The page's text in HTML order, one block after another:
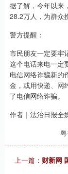
据了解，今年以来
28.2万人，为群众
警方提醒：
市民朋友一定要牢
这个电话来电一定
电信网络诈骗新的
金，或用快递、网
了电信网络诈骗。
作者｜法治日报全
上一篇： 财新网